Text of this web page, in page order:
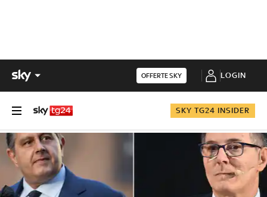
OFFERTE SKY LOGIN
SKY TG24 INSIDER